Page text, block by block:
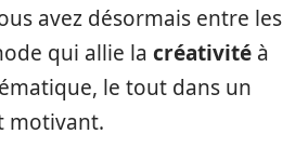
avez désormais entre les
qui allie la créativité à
le tout dans un
motivant.